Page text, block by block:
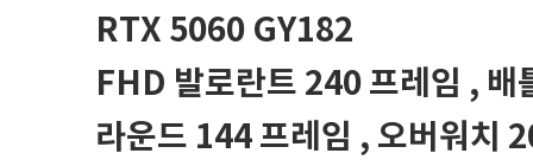
RTX 5060 GY182
FHD 발로란트 240 프레임 , 배
라운드 144 프레임 , 오버워치